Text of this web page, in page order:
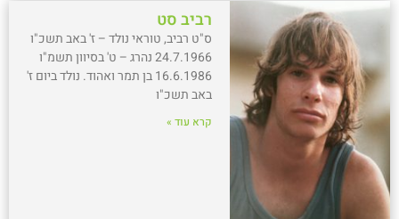
רביב סט
ס"ט רביב, טוראי נולד – ז' באב תשכ"ו
24.7.1966 נהרג – ט' בסיוון תשמ"ו
16.6.1986 בן תמר ואהוד. נולד ביום ז'
באב תשכ"ו
קרא עוד »